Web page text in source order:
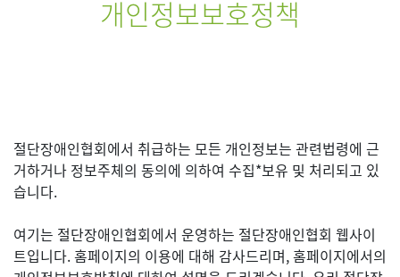
개인정보보호정책
절단장애인협회에서 취급하는 모든 개인정보는 관련법령에 근
거하거나 정보주체의 동의에 의하여 수집*보유 및 처리되고 있
습니다.
여기는 절단장애인협회에서 운영하는 절단장애인협회 웹사이
트입니다. 홈페이지의 이용에 대해 감사드리며, 홈페이지에서의